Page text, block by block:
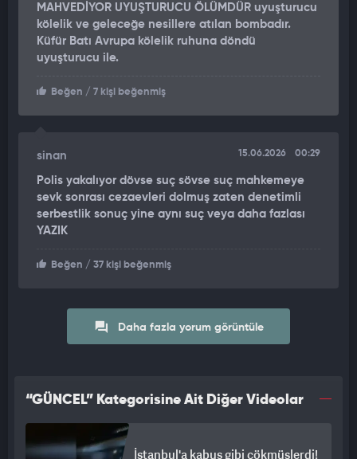
MAHVEDİYOR UYUŞTURUCU ÖLÜMDÜR uyuşturucu
kölelik ve geleceğe nesillere atılan bombadır.
Küfür Batı Avrupa kölelik ruhuna döndü
uyuşturucu ile.
Beğen / 7 kişi beğenmiş
sinan 15.06.2026 00:29
Polis yakalıyor dövse suç sövse suç mahkemeye
sevk sonrası cezaevleri dolmuş zaten denetimli
serbestlik sonuç yine aynı suç veya daha fazlası
YAZIK
Beğen / 37 kişi beğenmiş
Daha fazla yorum görüntüle
“GÜNCEL” Kategorisine Ait Diğer Videolar
İstanbul'a kabus gibi çökmüşlerdi!